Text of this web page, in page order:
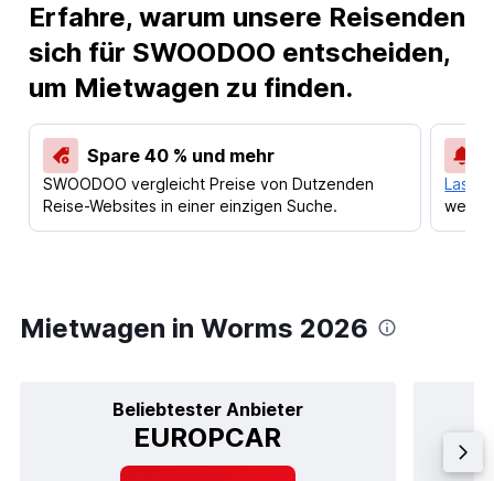
Erfahre, warum unsere Reisenden
sich für SWOODOO entscheiden,
um Mietwagen zu finden.
Spare 40 % und mehr
SWOODOO vergleicht Preise von Dutzenden
Reise-Websites in einer einzigen Suche.
Lass
Mietwagen in Worms 2026
Beliebtester Anbieter
EUROPCAR